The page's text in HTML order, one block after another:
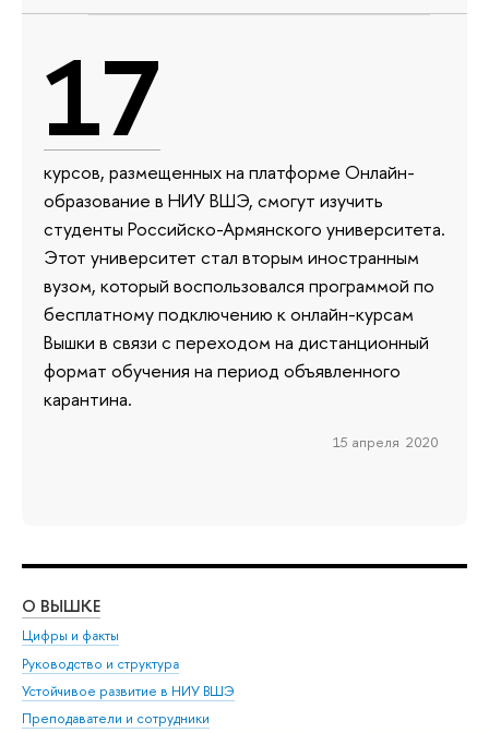
17
курсов, размещенных на платформе Онлайн-
образование в НИУ ВШЭ, смогут изучить
студенты Российско-Армянского университета.
Этот университет стал вторым иностранным
вузом, который воспользовался программой по
бесплатному подключению к онлайн-курсам
Вышки в связи с переходом на дистанционный
формат обучения на период объявленного
карантина.
15 апреля 2020
О ВЫШКЕ
Цифры и факты
Руководство и структура
Устойчивое развитие в НИУ ВШЭ
Преподаватели и сотрудники